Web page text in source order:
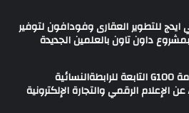
ايدج للتطوير العقارى وفودافون لتوفير
چرمين عامر تنضم إلى منظمة G100 التابعة للرابطةالنسائية